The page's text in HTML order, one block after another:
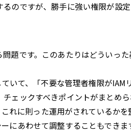
のですが、勝手に強い権限が設
題です。このあたりはどういっ
いて、「不要な管理者権限がIAM
ェックすべきポイントがまとめ
れに則った運用がされているかを
にあわせて調整することもできま